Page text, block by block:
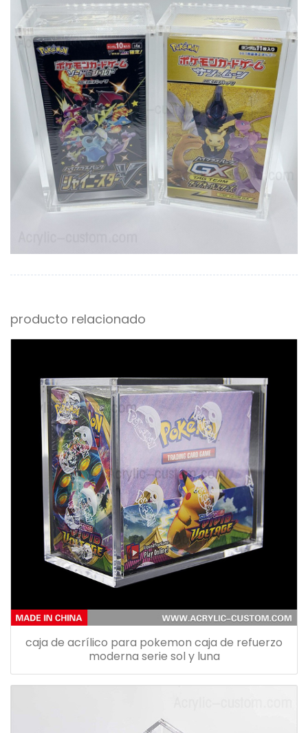
producto relacionado
caja de acrílico para pokemon caja de refuerzo
moderna serie sol y luna